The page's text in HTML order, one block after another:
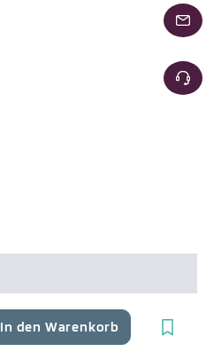
In den Warenkorb